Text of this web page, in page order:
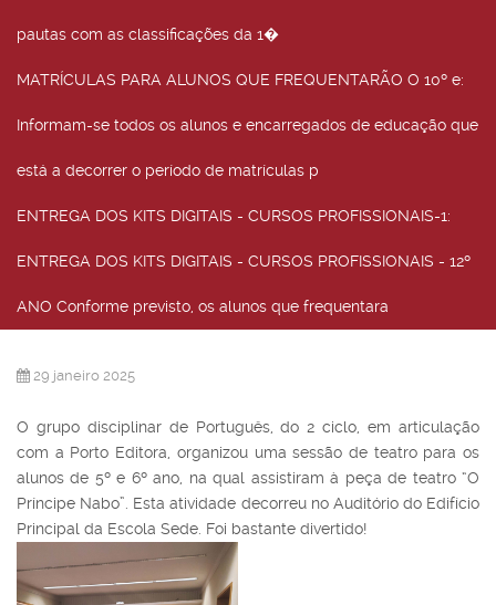
pautas com as classificações da 1�
MATRÍCULAS PARA ALUNOS QUE FREQUENTARÃO O 10º e:
Informam-se todos os alunos e encarregados de educação que
está a decorrer o período de matrículas p
ENTREGA DOS KITS DIGITAIS - CURSOS PROFISSIONAIS-1:
ENTREGA DOS KITS DIGITAIS - CURSOS PROFISSIONAIS - 12º
ANO Conforme previsto, os alunos que frequentara
29 janeiro 2025
O grupo disciplinar de Português, do 2 ciclo, em articulação
com a Porto Editora, organizou uma sessão de teatro para os
alunos de 5º e 6º ano, na qual assistiram à peça de teatro “O
Príncipe Nabo”. Esta atividade decorreu no Auditório do Edifício
Principal da Escola Sede. Foi bastante divertido!